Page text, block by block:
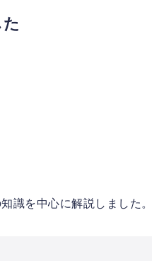
識を中心に解説しました